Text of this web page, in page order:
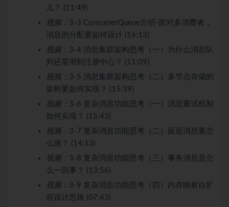
儿？ (11:49)
视频： 3-3 ConsumerQueue介绍-面对多消费者，
消息的分配要如何设计 (16:13)
视频： 3-4 消息集群架构思考（一）为什么消息队
列还需用到注册中心？ (11:09)
视频： 3-5 消息集群架构思考（二）多节点存储的
架构要如何实现？ (15:39)
视频： 3-6 复杂消息功能思考（一）消息重试机制
如何实现？ (15:43)
视频： 3-7 复杂消息功能思考（二）延迟消息要怎
么做？ (14:13)
视频： 3-8 复杂消息功能思考（三）事务消息是怎
么一回事？ (13:56)
视频： 3-9 复杂消息功能思考（四）内存映射自扩
容设计思路 (07:43)